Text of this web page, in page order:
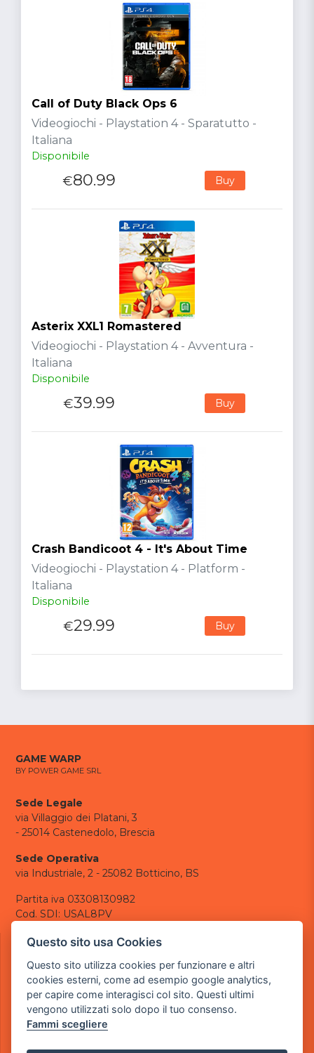
Call of Duty Black Ops 6
Videogiochi - Playstation 4 - Sparatutto -
Italiana
Disponibile
€80.99 Buy
Asterix XXL1 Romastered
Videogiochi - Playstation 4 - Avventura -
Italiana
Disponibile
€39.99 Buy
Crash Bandicoot 4 - It's About Time
Videogiochi - Playstation 4 - Platform -
Italiana
Disponibile
€29.99 Buy
GAME WARP
BY POWER GAME SRL
Sede Legale
via Villaggio dei Platani, 3
- 25014 Castenedolo, Brescia
Sede Operativa
via Industriale, 2 - 25082 Botticino, BS
Partita iva 03308130982
Cod. SDI: USAL8PV
CONTATTI
tel.: +39 030 376 2377
tel.: +39 030 336 6259
pec:powergamesrl@legalmail.it
LINK UTILI
Questo sito usa Cookies
Questo sito utilizza cookies per funzionare e altri
cookies esterni, come ad esempio google analytics,
per capire come interagisci col sito. Questi ultimi
vengono utilizzati solo dopo il tuo consenso.
Fammi scegliere